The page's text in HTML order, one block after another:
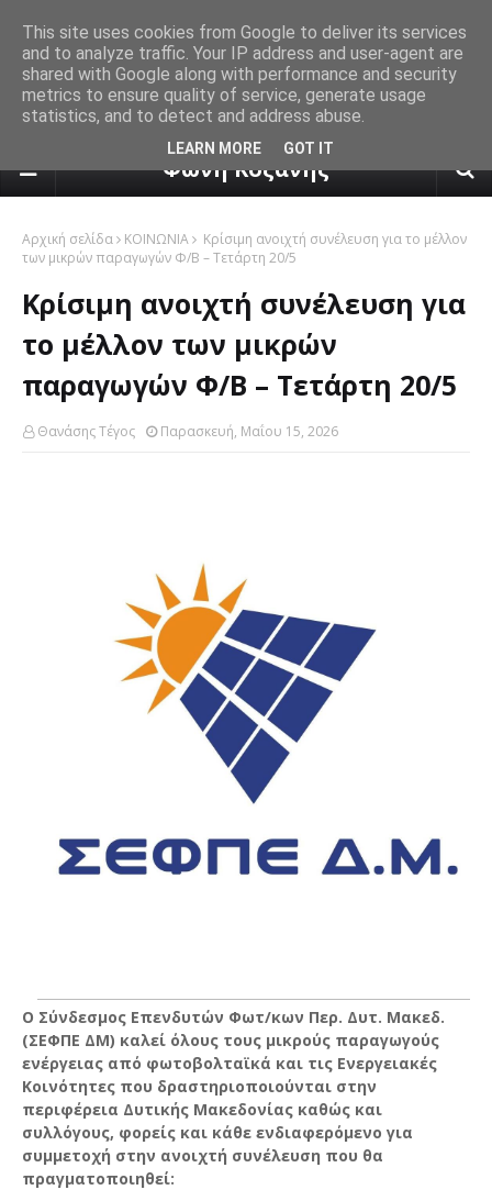
πρόγνωση καιρού από το
Φωνή Κοζάνης
Αρχική σελίδα ΚΟΙΝΩΝΙΑ
Κρίσιμη ανοιχτή συνέλευση για το μέλλον
των μικρών παραγωγών Φ/Β – Τετάρτη 20/5
Κρίσιμη ανοιχτή συνέλευση για
το μέλλον των μικρών
παραγωγών Φ/Β – Τετάρτη 20/5
Θανάσης Τέγος Παρασκευή, Μαΐου 15, 2026
Ο Σύνδεσμος Επενδυτών Φωτ/κων Περ. Δυτ. Μακεδ.
(ΣΕΦΠΕ ΔΜ) καλεί όλους τους μικρούς παραγωγούς
ενέργειας από φωτοβολταϊκά και τις Ενεργειακές
Κοινότητες που δραστηριοποιούνται στην
περιφέρεια Δυτικής Μακεδονίας καθώς και
συλλόγους, φορείς και κάθε ενδιαφερόμενο για
συμμετοχή στην ανοιχτή συνέλευση που θα
πραγματοποιηθεί:
This site uses cookies from Google to deliver its services
and to analyze traffic. Your IP address and user-agent are
shared with Google along with performance and security
metrics to ensure quality of service, generate usage
statistics, and to detect and address abuse.
LEARN MORE GOT IT